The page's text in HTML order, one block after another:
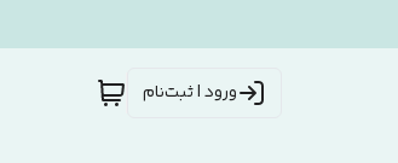
ورود | ثبت‌نام